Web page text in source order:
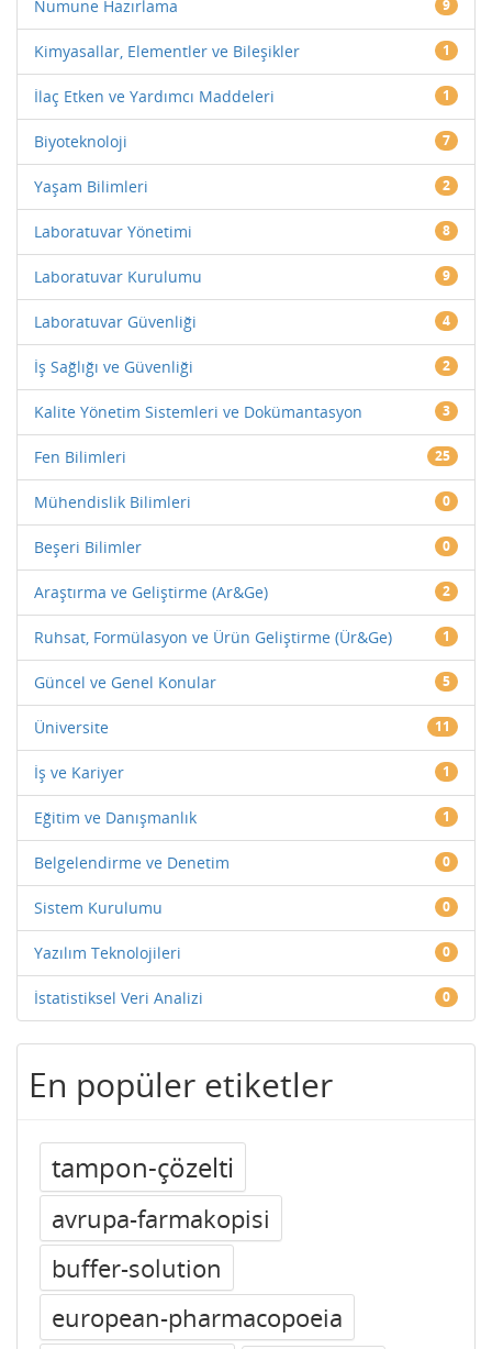
Numune Hazırlama 9
Kimyasallar, Elementler ve Bileşikler 1
İlaç Etken ve Yardımcı Maddeleri 1
Biyoteknoloji 7
Yaşam Bilimleri 2
Laboratuvar Yönetimi 8
Laboratuvar Kurulumu 9
Laboratuvar Güvenliği 4
İş Sağlığı ve Güvenliği 2
Kalite Yönetim Sistemleri ve Dokümantasyon 3
Fen Bilimleri 25
Mühendislik Bilimleri 0
Beşeri Bilimler 0
Araştırma ve Geliştirme (Ar&Ge) 2
Ruhsat, Formülasyon ve Ürün Geliştirme (Ür&Ge) 1
Güncel ve Genel Konular 5
Üniversite 11
İş ve Kariyer 1
Eğitim ve Danışmanlık 1
Belgelendirme ve Denetim 0
Sistem Kurulumu 0
Yazılım Teknolojileri 0
İstatistiksel Veri Analizi 0
En popüler etiketler
tampon-çözelti
avrupa-farmakopisi
buffer-solution
european-pharmacopoeia